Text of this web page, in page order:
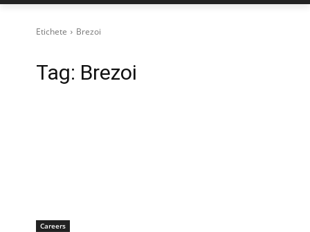
Etichete Brezoi
Tag: Brezoi
Careers